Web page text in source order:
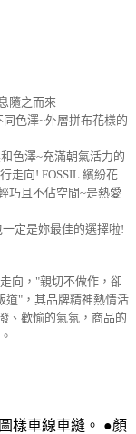
隨之而來
色澤~外層拼布花樣的
色澤~充滿朝氣活力的
走向! FOSSIL 繽紛花
巧且不佔空間~是熱愛
定是妳最佳的選擇啦!
向，"親切不做作，卻
道"，其品牌精神熱情活
、歡愉的氣氛，商品的
樣車線車縫。 ●顏